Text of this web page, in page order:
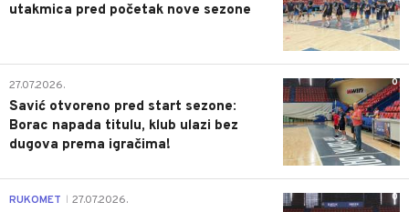
utakmica pred početak nove sezone
0
27.07.2026.
Savić otvoreno pred start sezone:
Borac napada titulu, klub ulazi bez
dugova prema igračima!
0
RUKOMET 27.07.2026.